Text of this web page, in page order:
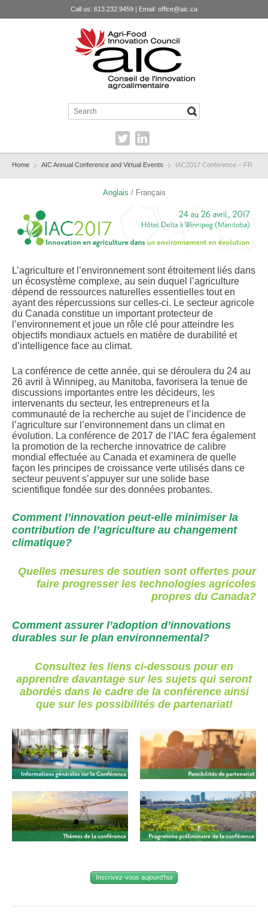
Call us: 613.232.9459 | Email: office@aic.ca
Home AIC Annual Conference and Virtual Events IAC2017 Conference – FR
Anglais / Français
L’agriculture et l’environnement sont étroitement liés dans
un écosystème complexe, au sein duquel l’agriculture
dépend de ressources naturelles essentielles tout en
ayant des répercussions sur celles-ci. Le secteur agricole
du Canada constitue un important protecteur de
l’environnement et joue un rôle clé pour atteindre les
objectifs mondiaux actuels en matière de durabilité et
d’intelligence face au climat.
La conférence de cette année, qui se déroulera du 24 au
26 avril à Winnipeg, au Manitoba, favorisera la tenue de
discussions importantes entre les décideurs, les
intervenants du secteur, les entrepreneurs et la
communauté de la recherche au sujet de l’incidence de
l’agriculture sur l’environnement dans un climat en
évolution. La conférence de 2017 de l’IAC fera également
la promotion de la recherche innovatrice de calibre
mondial effectuée au Canada et examinera de quelle
façon les principes de croissance verte utilisés dans ce
secteur peuvent s’appuyer sur une solide base
scientifique fondée sur des données probantes.
Comment l’innovation peut-elle minimiser la
contribution de l’agriculture au changement
climatique?
Quelles mesures de soutien sont offertes pour
faire progresser les technologies agricoles
propres du Canada?
Comment assurer l’adoption d’innovations
durables sur le plan environnemental?
Consultez les liens ci-dessous pour en
apprendre davantage sur les sujets qui seront
abordés dans le cadre de la conférence ainsi
que sur les possibilités de partenariat!
Inscrivez-vous aujourd’hui